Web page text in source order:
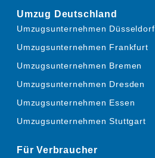
Umzug Deutschland
Umzugsunternehmen Düsseldorf
Umzugsunternehmen Frankfurt
Umzugsunternehmen Bremen
Umzugsunternehmen Dresden
Umzugsunternehmen Essen
Umzugsunternehmen Stuttgart
Für Verbraucher